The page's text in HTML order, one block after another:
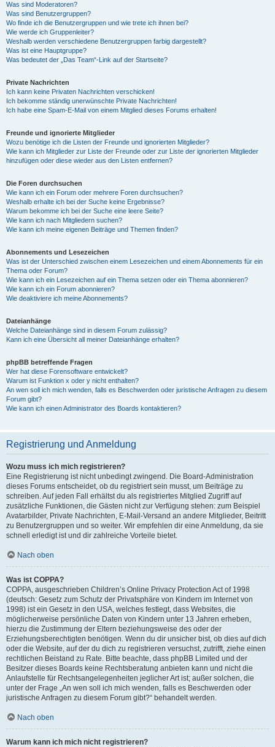
Was sind Moderatoren?
Was sind Benutzergruppen?
Wo finde ich die Benutzergruppen und wie trete ich ihnen bei?
Wie werde ich Gruppenleiter?
Weshalb werden verschiedene Benutzergruppen farbig dargestellt?
Was ist eine Hauptgruppe?
Was bedeutet der „Das Team“-Link auf der Startseite?
Private Nachrichten
Ich kann keine Privaten Nachrichten verschicken!
Ich bekomme ständig unerwünschte Private Nachrichten!
Ich habe eine Spam-E-Mail von einem Mitglied dieses Forums erhalten!
Freunde und ignorierte Mitglieder
Wozu benötige ich die Listen der Freunde und ignorierten Mitglieder?
Wie kann ich Mitglieder zur Liste der Freunde oder zur Liste der ignorierten Mitglieder
hinzufügen oder diese wieder aus den Listen entfernen?
Die Foren durchsuchen
Wie kann ich ein Forum oder mehrere Foren durchsuchen?
Weshalb erhalte ich bei der Suche keine Ergebnisse?
Warum bekomme ich bei der Suche eine leere Seite?
Wie kann ich nach Mitgliedern suchen?
Wie kann ich meine eigenen Beiträge und Themen finden?
Abonnements und Lesezeichen
Was ist der Unterschied zwischen einem Lesezeichen und einem Abonnements für ein
Thema oder Forum?
Wie kann ich ein Lesezeichen auf ein Thema setzen oder ein Thema abonnieren?
Wie kann ich ein Forum abonnieren?
Wie deaktiviere ich meine Abonnements?
Dateianhänge
Welche Dateianhänge sind in diesem Forum zulässig?
Kann ich eine Übersicht all meiner Dateianhänge erhalten?
phpBB betreffende Fragen
Wer hat diese Forensoftware entwickelt?
Warum ist Funktion x oder y nicht enthalten?
An wen soll ich mich wenden, falls es Beschwerden oder juristische Anfragen zu diesem
Forum gibt?
Wie kann ich einen Administrator des Boards kontaktieren?
Registrierung und Anmeldung
Wozu muss ich mich registrieren?
Eine Registrierung ist nicht unbedingt zwingend. Die Board-Administration
dieses Forums entscheidet, ob du registriert sein musst, um Beiträge zu
schreiben. Auf jeden Fall erhältst du als registriertes Mitglied Zugriff auf
zusätzliche Funktionen, die Gästen nicht zur Verfügung stehen: zum Beispiel
Avatarbilder, Private Nachrichten, E-Mail-Versand an andere Mitglieder, Beitritt
zu Benutzergruppen und so weiter. Wir empfehlen dir eine Anmeldung, da sie
schnell erledigt ist und dir zahlreiche Vorteile bietet.
Nach oben
Was ist COPPA?
COPPA, ausgeschrieben Children’s Online Privacy Protection Act of 1998
(deutsch: Gesetz zum Schutz der Privatsphäre von Kindern im Internet von
1998) ist ein Gesetz in den USA, welches festlegt, dass Websites, die
möglicherweise persönliche Daten von Kindern unter 13 Jahren erheben,
hierzu die Zustimmung der Eltern beziehungsweise des oder der
Erziehungsberechtigten benötigen. Wenn du dir unsicher bist, ob dies auf dich
oder die Website, auf der du dich zu registrieren versuchst, zutrifft, ziehe einen
rechtlichen Beistand zu Rate. Bitte beachte, dass phpBB Limited und der
Besitzer dieses Boards keine Rechtsberatung anbieten kann und nicht die
Anlaufstelle für Rechtsangelegenheiten jeglicher Art ist; außer solchen, die
unter der Frage „An wen soll ich mich wenden, falls es Beschwerden oder
juristische Anfragen zu diesem Forum gibt?“ behandelt werden.
Nach oben
Warum kann ich mich nicht registrieren?